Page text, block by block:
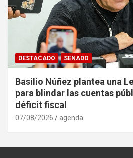
DESTACADO SENADO
Basilio Núñez plantea una
para blindar las cuentas
déficit fiscal
07/08/2026 agenda